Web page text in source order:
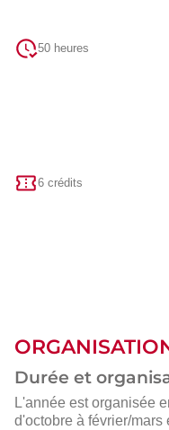
50 heures
6 crédits
Durée et
L'année est organisée
d'octobre à février/mars